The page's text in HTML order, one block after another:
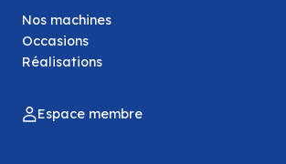
Nos machines
Occasions
Réalisations
Espace membre